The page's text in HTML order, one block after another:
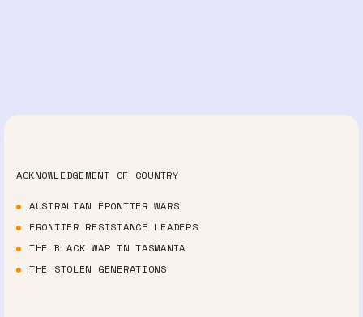
ACKNOWLEDGEMENT OF COUNTRY
AUSTRALIAN FRONTIER WARS
FRONTIER RESISTANCE LEADERS
THE BLACK WAR IN TASMANIA
THE STOLEN GENERATIONS